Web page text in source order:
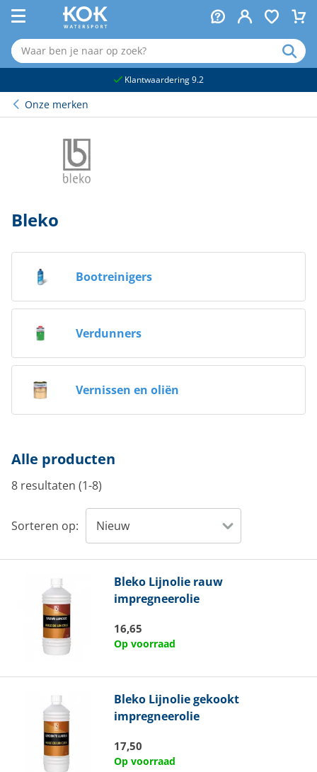
Klantwaardering 9.2
Onze merken
Bleko
Bootreinigers
Verdunners
Vernissen en oliën
Alle producten
8 resultaten (1-8)
Sorteren op:
Bleko Lijnolie rauw
impregneerolie
16,65
Op voorraad
Bleko Lijnolie gekookt
impregneerolie
17,50
Op voorraad